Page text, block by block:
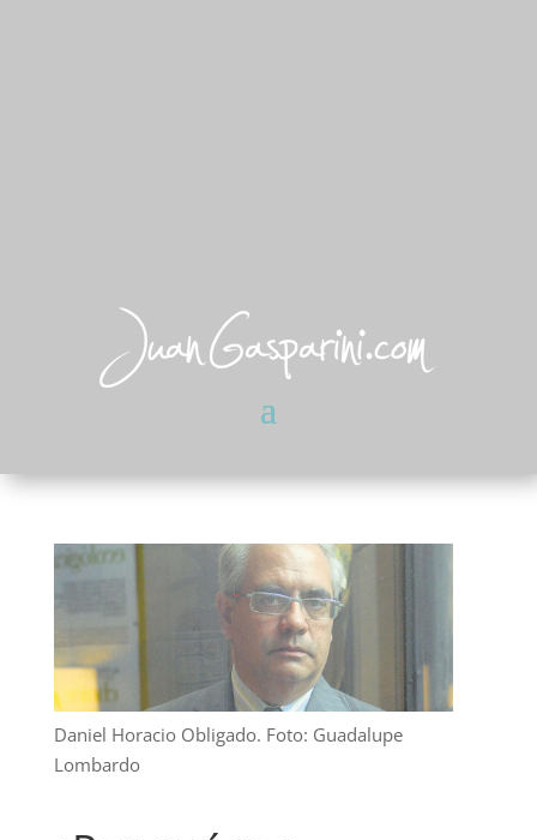
Daniel Horacio Obligado. Foto: Guadalupe
Lombardo